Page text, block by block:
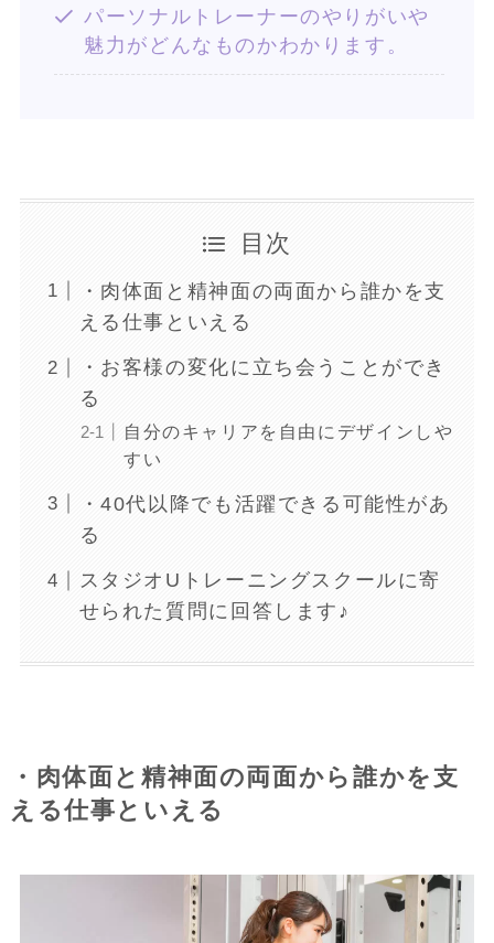
パーソナルトレーナーのやりがいや
魅力がどんなものかわかります。
目次
・肉体面と精神面の両面から誰かを支
える仕事といえる
・お客様の変化に立ち会うことができ
る
自分のキャリアを自由にデザインしや
すい
・40代以降でも活躍できる可能性があ
る
スタジオUトレーニングスクールに寄
せられた質問に回答します♪
・肉体面と精神面の両面から誰かを支
える仕事といえる